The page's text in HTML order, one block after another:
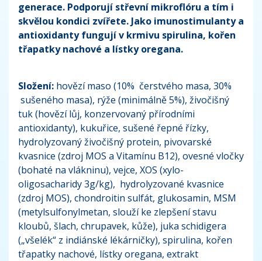
generace. Podporují střevní mikroflóru a tím i
skvělou kondici zvířete. Jako imunostimulanty a
antioxidanty fungují v krmivu spirulina, kořen
třapatky nachové a lístky oregana.
Složení: hovězí maso (10% čerstvého masa, 30%
sušeného masa), rýže (minimálně 5%), živočišný
tuk (hovězí lůj, konzervovaný přírodními
antioxidanty), kukuřice, sušené řepné řízky,
hydrolyzovaný živočišný protein, pivovarské
kvasnice (zdroj MOS a Vitamínu B12), ovesné vločky
(bohaté na vlákninu), vejce, XOS (xylo-
oligosacharidy 3g/kg), hydrolyzované kvasnice
(zdroj MOS), chondroitin sulfát, glukosamin, MSM
(metylsulfonylmetan, slouží ke zlepšení stavu
kloubů, šlach, chrupavek, kůže), juka schidigera
(„všelék“ z indiánské lékárničky), spirulina, kořen
třapatky nachové, lístky oregana, extrakt